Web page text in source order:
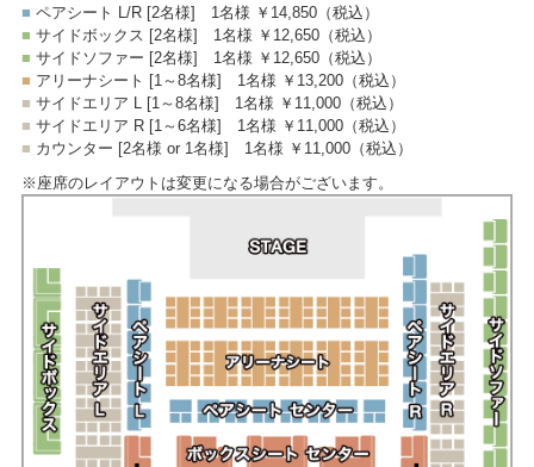
■ ペアシート L/R [2名様] 1名様 ￥14,850 （税込）
■ サイドボックス [2名様] 1名様 ￥12,650 （税込）
■ サイドソファー [2名様] 1名様 ￥12,650 （税込）
■ アリーナシート [1～8名様] 1名様 ￥13,200 （税込）
■ サイドエリア L [1～8名様] 1名様 ￥11,000 （税込）
■ サイドエリア R [1～6名様] 1名様 ￥11,000 （税込）
■ カウンター [2名様 or 1名様] 1名様 ￥11,000 （税込）
※座席のレイアウトは変更になる場合がございます。